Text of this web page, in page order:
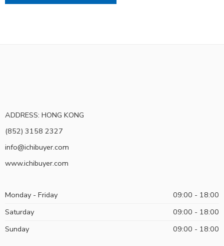
ADDRESS: HONG KONG
(852) 3158 2327
info@ichibuyer.com
www.ichibuyer.com
Monday - Friday
09:00 - 18:00
Saturday
09:00 - 18:00
Sunday
09:00 - 18:00